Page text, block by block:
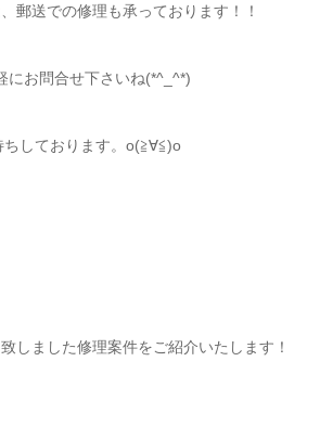
郵送での修理も承っております！！
にお問合せ下さいね(*^_^*)
ちしております。o(≧∀≦)o
しました修理案件をご紹介いたします！